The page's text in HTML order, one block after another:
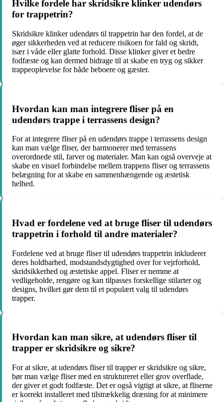
Hvilke fordele har skridsikre klinker udendørs
for trappetrin?
Skridsikre klinker udendørs til trappetrin har den fordel, at de
øger sikkerheden ved at reducere risikoen for fald og skridt,
især i våde eller glatte forhold. Disse klinker giver et bedre
fodfæste og kan dermed bidrage til at skabe en tryg og sikker
trappeoplevelse for både beboere og gæster.
Hvordan kan man integrere fliser på en
udendørs trappe i terrassens design?
For at integrere fliser på en udendørs trappe i terrassens design
kan man vælge fliser, der harmonerer med terrassens
overordnede stil, farver og materialer. Man kan også overveje at
skabe en visuel forbindelse mellem trappens fliser og terrassens
belægning for at skabe en sammenhængende og æstetisk
helhed.
Hvad er fordelene ved at bruge fliser til udendørs
trappetrin i forhold til andre materialer?
Fordelene ved at bruge fliser til udendørs trappetrin inkluderer
deres holdbarhed, modstandsdygtighed over for vejrforhold,
skridsikkerhed og æstetiske appel. Fliser er nemme at
vedligeholde, rengøre og kan tilpasses forskellige stilarter og
designs, hvilket gør dem til et populært valg til udendørs
trapper.
Hvordan kan man sikre, at udendørs fliser til
trapper er skridsikre og sikre?
For at sikre, at udendørs fliser til trapper er skridsikre og sikre,
bør man vælge fliser med en struktureret eller grov overflade,
der giver et godt fodfæste. Det er også vigtigt at sikre, at fliserne
er korrekt installeret med tilstrækkelig dræning for at minimere